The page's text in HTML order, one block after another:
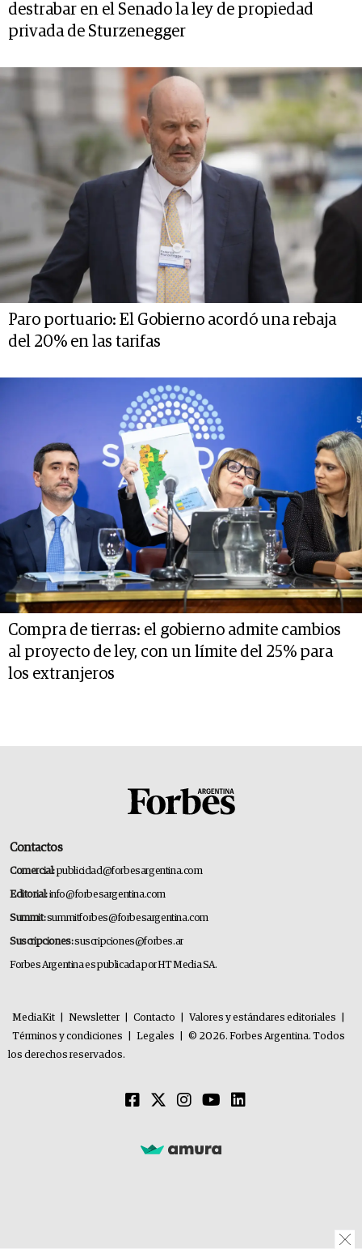
destrabar en el Senado la ley de propiedad
privada de Sturzenegger
Paro portuario: El Gobierno acordó una rebaja
del 20% en las tarifas
Compra de tierras: el gobierno admite cambios
al proyecto de ley, con un límite del 25% para
los extranjeros
Contactos
Comercial:publicidad@forbesargentina.com
Editorial:info@forbesargentina.com
Summit:summitforbes@forbesargentina.com
Suscripciones:suscripciones@forbes.ar
Forbes Argentina es publicada por HT Media SA.
MediaKit Newsletter Contacto Valores y estándares editoriales
Términos y condiciones
Legales
© 2026. Forbes Argentina. Todos
los derechos reservados.